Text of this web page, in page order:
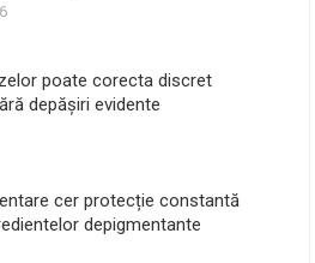
poate corecta discret
depășiri evidente
cer protecție constantă
depigmentante